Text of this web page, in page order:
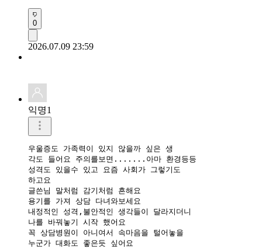
0
2026.07.09 23:59
익명1
우울증도 가족력이 있지 않을까 싶은 생
각도 들어요 주의를보면.......아마 환경등등
성격도 있을수 있고 요즘 사회가 그렇기도
하고요
글쓴님 말처럼 감기처럼 흔해요
용기를 가져 상담 다녀와보세요
내정적인 성격,불안적인 생각들이 달라지더니
나를 바꿔놓기 시작 했어요
꼭 상담병원이 아니여서 속마음을 털어놓을
누군가 대화도 좋은듯 싶어요